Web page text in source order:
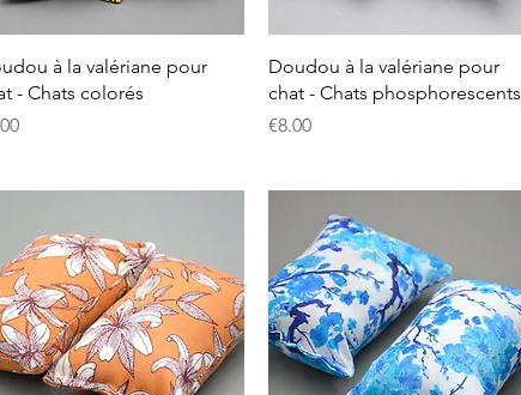
クイックビュー
à la valériane pour
- Chats colorés
クイックビュー
Doudou à la valériane pour
chat - Chats phosphorescents
価格
€8.00